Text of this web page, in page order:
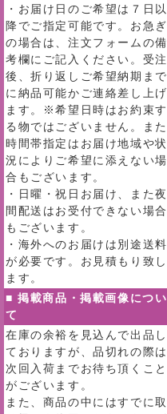
・お届け日のご希望は７日以
降でご指定可能です。お急ぎ
の場合は、注文フォームの備
考欄にご記入ください。受注
後、折り返しご希望納期まで
に納品可能かご連絡差し上げ
ます。※希望日時はお約束す
る物ではございません。また
時間帯指定はお届け地域や状
況によりご希望に添えない場
合もございます。
・日曜・祝日お届け、また夜
間配送はお受付できない場合
もございます。
・海外へのお届けは別途送料
が必要です。お見積もり致し
ます。
■ 掲載商品・掲載画像につい
て
在庫の余裕を見込んで出品し
ておりますが、品切れの際は
次回入荷までお待ち頂くこと
がございます。
また、商品の中にはすでに取